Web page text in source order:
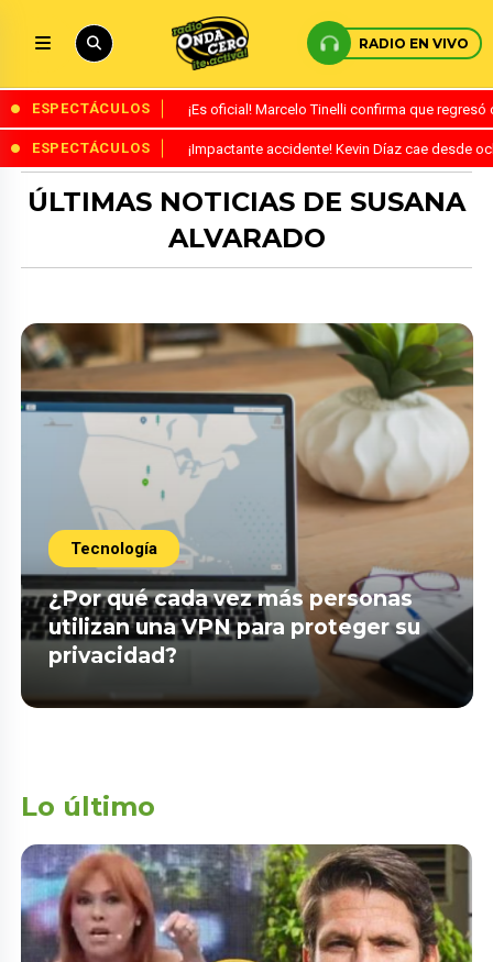
RADIO EN VIVO
ESPECTÁCULOS ¡Es oficial! Marcelo Tinelli confirma que
ESPECTÁCULOS ¡Impactante accidente! Kevin Díaz cae desde
ÚLTIMAS NOTICIAS DE SUSANA
ALVARADO
Tecnología
¿Por qué cada vez más personas
utilizan una VPN para proteger su
privacidad?
Lo último